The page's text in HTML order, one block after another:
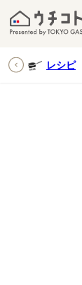
レシピ